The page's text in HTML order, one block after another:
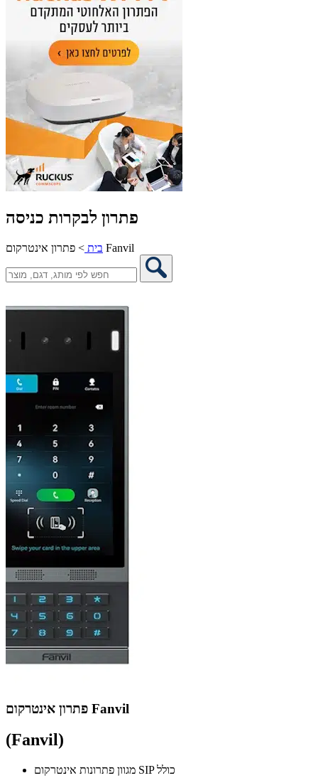
פתרון לבקרות כניסה
בית > פתרון אינטרקום Fanvil
פתרון אינטרקום Fanvil
(Fanvil)
מגוון פתרונות אינטרקום SIP כולל